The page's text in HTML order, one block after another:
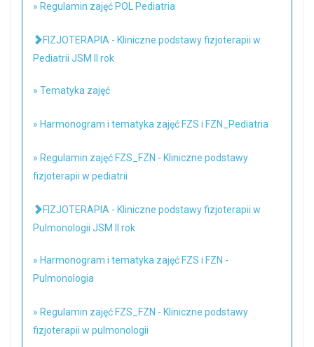
» Regulamin zajęć POL Pediatria
FIZJOTERAPIA - Kliniczne podstawy fizjoterapii w
Pediatrii JSM II rok
» Tematyka zajęć
» Harmonogram i tematyka zajęć FZS i FZN_Pediatria
» Regulamin zajęć FZS_FZN - Kliniczne podstawy
fizjoterapii w pediatrii
FIZJOTERAPIA - Kliniczne podstawy fizjoterapii w
Pulmonologii JSM II rok
» Harmonogram i tematyka zajęć FZS i FZN -
Pulmonologia
» Regulamin zajęć FZS_FZN - Kliniczne podstawy
fizjoterapii w pulmonologii